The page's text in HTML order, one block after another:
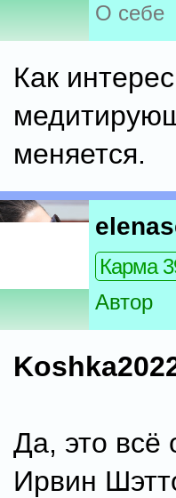
О себе
Как
меняется.
Карма
Автор
Да, это всё
Ирвин